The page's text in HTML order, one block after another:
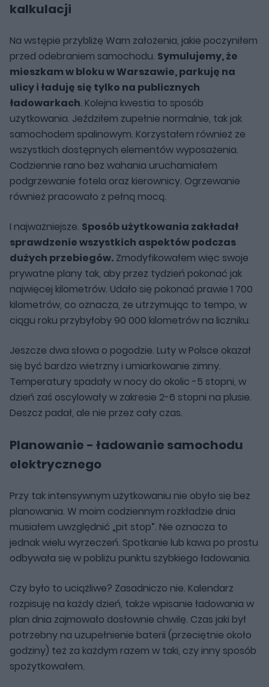
kalkulacji
Na wstępie przybliżę Wam założenia, jakie poczyniłem
przed odebraniem samochodu. Symulujemy, że
mieszkam w bloku w Warszawie, parkuję na
ulicy i ładuję się tylko na publicznych
ładowarkach. Kolejna kwestia to sposób
użytkowania. Jeździłem zupełnie normalnie, tak jak
samochodem spalinowym. Korzystałem również ze
wszystkich dostępnych elementów wyposażenia.
Codziennie rano bez wahania uruchamiałem
podgrzewanie fotela oraz kierownicy. Ogrzewanie
również pracowało z pełną mocą.
I najważniejsze. Sposób użytkowania zakładał
sprawdzenie wszystkich aspektów podczas
dużych przebiegów. Zmodyfikowałem więc swoje
prywatne plany tak, aby przez tydzień pokonać jak
najwięcej kilometrów. Udało się pokonać prawie 1 700
kilometrów, co oznacza, że utrzymując to tempo, w
ciągu roku przybyłoby 90 000 kilometrów na liczniku.
Jeszcze dwa słowa o pogodzie. Luty w Polsce okazał
się być bardzo wietrzny i umiarkowanie zimny.
Temperatury spadały w nocy do okolic -5 stopni, w
dzień zaś oscylowały w zakresie 2-6 stopni na plusie.
Deszcz padał, ale nie przez cały czas.
Planowanie - ładowanie samochodu
elektrycznego
Przy tak intensywnym użytkowaniu nie obyło się bez
planowania. W moim codziennym rozkładzie dnia
musiałem uwzględnić „pit stop”. Nie oznacza to
jednak wielu wyrzeczeń. Spotkanie lub kawa po prostu
odbywała się w pobliżu punktu szybkiego ładowania.
Czy było to uciążliwe? Zasadniczo nie. Kalendarz
rozpisuję na każdy dzień, także wpisanie ładowania w
plan dnia zajmowało dosłownie chwilę. Czas jaki był
potrzebny na uzupełnienie baterii (przeciętnie około
godziny) też za każdym razem w taki, czy inny sposób
spożytkowałem.